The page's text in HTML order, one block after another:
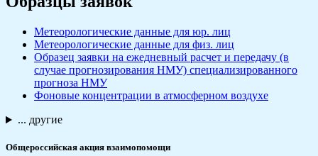
Метеорологические данные для юр. лиц
Метеорологические данные для физ. лиц
Образец заявки на ежедневный расчет и передачу (в
случае прогнозирования НМУ) специализированного
прогноза НМУ
Фоновые концентрации в атмосферном воздухе
... другие
Общероссийская акция взаимопомощи